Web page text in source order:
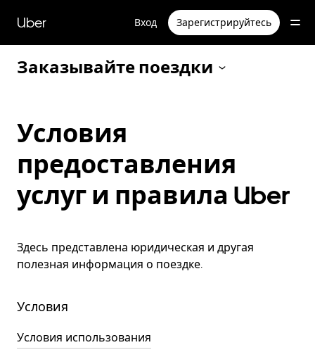
перейти
к
содержимому
Uber Вход Зарегистрируйтесь
Заказывайте поездки
Условия
предоставления
услуг и правила Uber
Здесь представлена юридическая и другая
полезная информация о поездке.
Условия
Условия использования